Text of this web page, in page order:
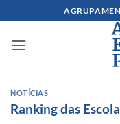
content
NOTÍCIAS
Ranking das